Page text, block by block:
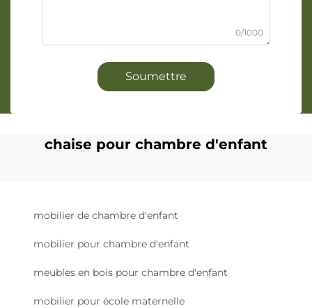
0/1000
Soumettre
chaise pour chambre d'enfant
mobilier de chambre d'enfant
mobilier pour chambre d'enfant
meubles en bois pour chambre d'enfant
mobilier pour école maternelle